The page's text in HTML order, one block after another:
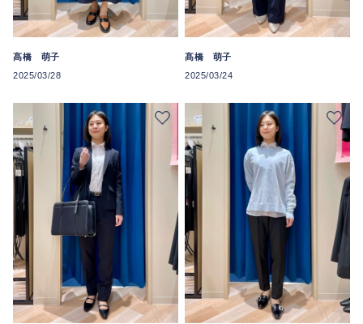
髙橋 萌子
2025/03/28
髙橋 萌子
2025/03/24